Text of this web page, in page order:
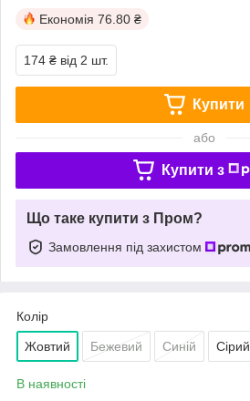
Економія 76.80 ₴
174 ₴ від 2 шт.
Купити
або
Купити з
Що таке купити з Пром?
Замовлення під захистом
Колір
Жовтий Бежевий Синій Сірий
В наявності